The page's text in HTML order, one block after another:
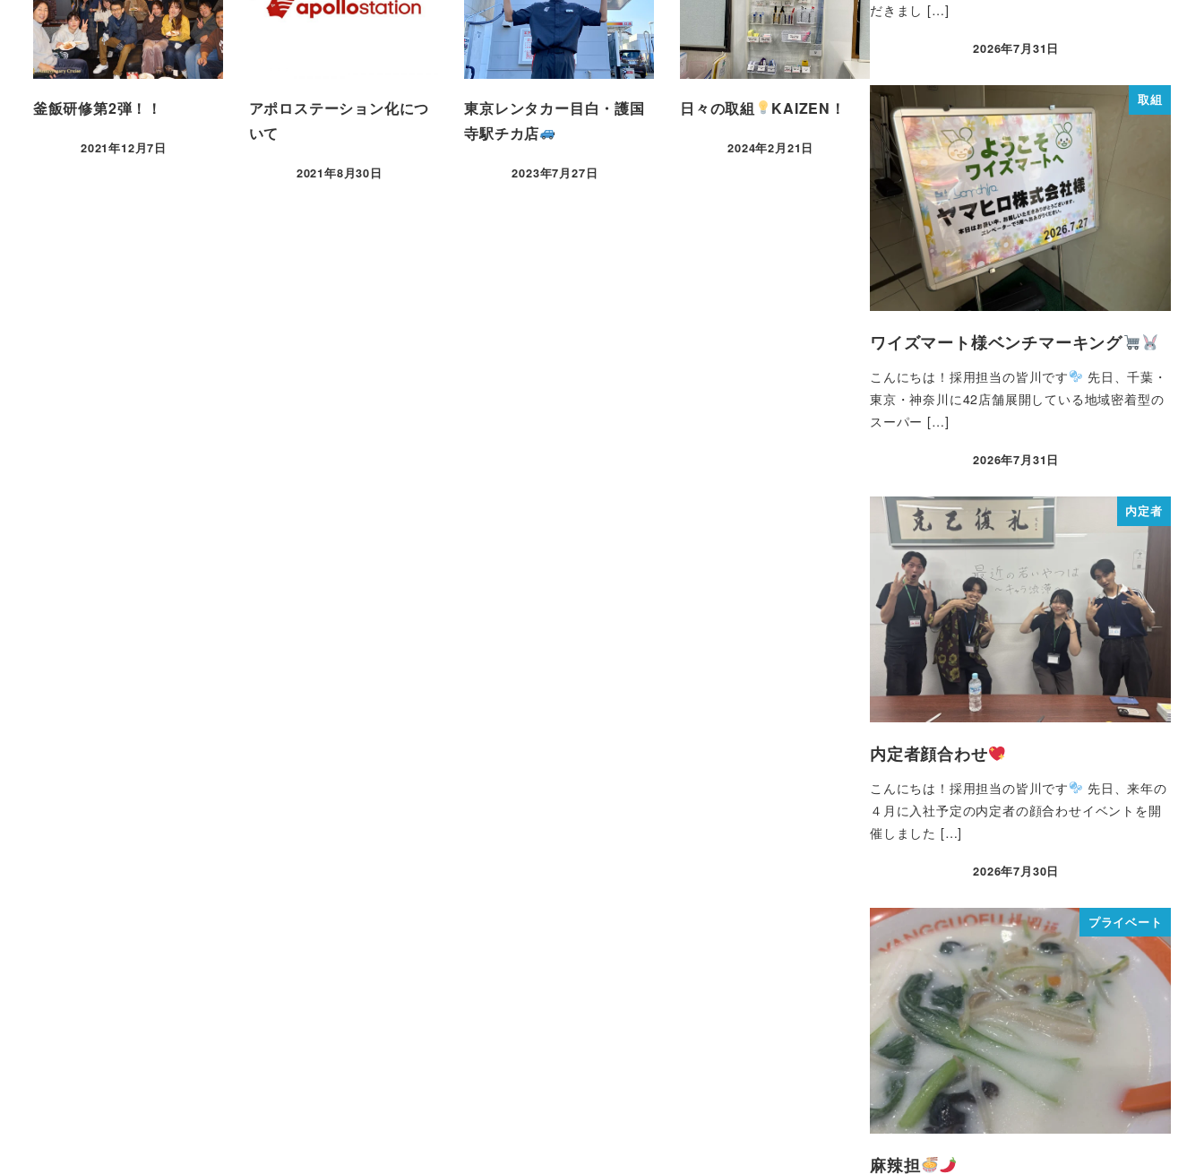
釜飯研修第2弾！！
2021年12月7日
アポロステーション化につ
いて
2021年8月30日
東京レンタカー目白・護国
寺駅チカ店
2023年7月27日
日々の取組 KAIZEN！
2024年2月21日
だきまし […]
2026年7月31日
取組
ワイズマート様ベンチマーキング
こんにちは！採用担当の皆川です
先日、千葉・
東京・神奈川に42店舗展開している地域密着型の
スーパー […]
2026年7月31日
内定者
内定者顔合わせ
こんにちは！採用担当の皆川です
先日、来年の
４月に入社予定の内定者の顔合わせイベントを開
催しました […]
2026年7月30日
プライベート
麻辣担